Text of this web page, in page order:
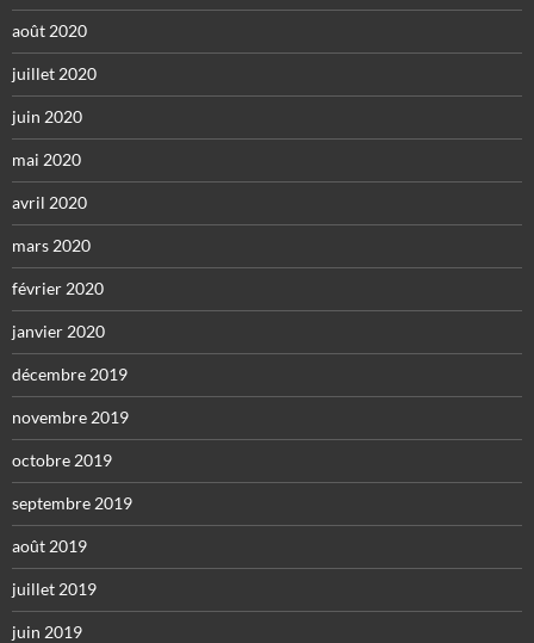
août 2020
juillet 2020
juin 2020
mai 2020
avril 2020
mars 2020
février 2020
janvier 2020
décembre 2019
novembre 2019
octobre 2019
septembre 2019
août 2019
juillet 2019
juin 2019